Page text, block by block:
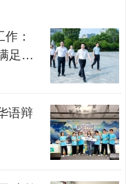
：
足群
语辩